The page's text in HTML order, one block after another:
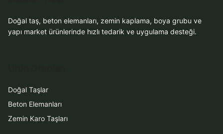
Doğal taş, beton elemanları, zemin kaplama, boya grubu ve
yapı market ürünlerinde hızlı tedarik ve uygulama desteği.
Doğal Taşlar
Beton Elemanları
Zemin Karo Taşları